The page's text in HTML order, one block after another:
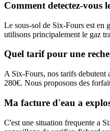
Comment detectez-vous
Le sous-sol de Six-Fours est en
utilisons principalement le gaz
Quel tarif pour une
A Six-Fours, nos tarifs debutent
280€. Nous proposons des
Ma facture d'eau a
C'est une situation frequente a